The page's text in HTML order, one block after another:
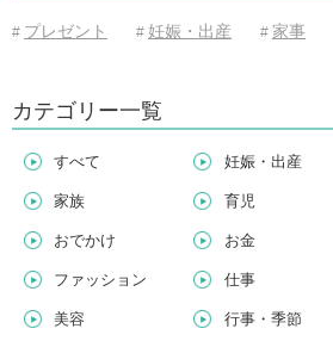
# プレゼント # 妊娠・出産 # 家事
カテゴリー一覧
すべて 妊娠・出産
家族 育児
おでかけ お金
ファッション 仕事
美容 行事・季節